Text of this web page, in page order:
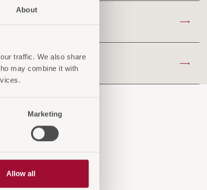
About
traffic. We also share
may combine it with
Marketing
Allow all